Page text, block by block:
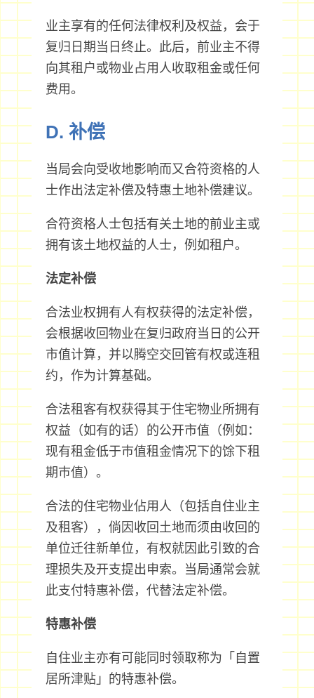
业主享有的任何法律权利及权益，会于
复归日期当日终止。此后，前业主不得
向其租户或物业占用人收取租金或任何
费用。
D. 补偿
当局会向受收地影响而又合符资格的人
士作出法定补偿及特惠土地补偿建议。
合符资格人士包括有关土地的前业主或
拥有该土地权益的人士，例如租户。
法定补偿
合法业权拥有人有权获得的法定补偿，
会根据收回物业在复归政府当日的公开
市值计算，并以腾空交回管有权或连租
约，作为计算基础。
合法租客有权获得其于住宅物业所拥有
权益（如有的话）的公开市值（例如：
现有租金低于巿值租金情况下的馀下租
期巿值）。
合法的住宅物业佔用人（包括自住业主
及租客），倘因收回土地而须由收回的
单位迁往新单位，有权就因此引致的合
理损失及开支提出申索。当局通常会就
此支付特惠补偿，代替法定补偿。
特惠补偿
自住业主亦有可能同时领取称为「自置
居所津贴」的特惠补偿。